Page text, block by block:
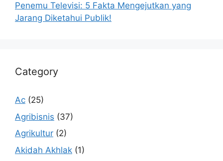
Penemu Televisi: 5 Fakta Mengejutkan yang
Jarang Diketahui Publik!
Category
Ac (25)
Agribisnis (37)
Agrikultur (2)
Akidah Akhlak (1)